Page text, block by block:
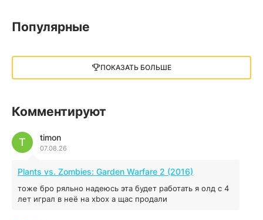
13 ГБ 2025
illWill
04.12.2025
MAFIA: THE OLD COUNTRY
44.98 ГБ 2025
04.12.2025
Популярные
ПОКАЗАТЬ БОЛЬШЕ
Комментируют
timon
07.08.26
T
Plants vs. Zombies: Garden Warfare 2 (2016)
тоже бро ряльно надеюсь эта будет работать я олд с 4
лет играл в неё на xbox а щас продали